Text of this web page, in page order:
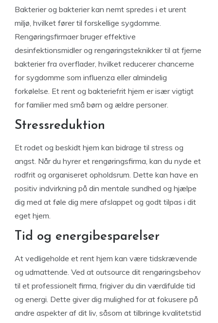
Bakterier og bakterier kan nemt spredes i et urent
miljø, hvilket fører til forskellige sygdomme.
Rengøringsfirmaer bruger effektive
desinfektionsmidler og rengøringsteknikker til at fjerne
bakterier fra overflader, hvilket reducerer chancerne
for sygdomme som influenza eller almindelig
forkølelse. Et rent og bakteriefrit hjem er især vigtigt
for familier med små børn og ældre personer.
Stressreduktion
Et rodet og beskidt hjem kan bidrage til stress og
angst. Når du hyrer et rengøringsfirma, kan du nyde et
rodfrit og organiseret opholdsrum. Dette kan have en
positiv indvirkning på din mentale sundhed og hjælpe
dig med at føle dig mere afslappet og godt tilpas i dit
eget hjem.
Tid og energibesparelser
At vedligeholde et rent hjem kan være tidskrævende
og udmattende. Ved at outsource dit rengøringsbehov
til et professionelt firma, frigiver du din værdifulde tid
og energi. Dette giver dig mulighed for at fokusere på
andre aspekter af dit liv, såsom at tilbringe kvalitetstid